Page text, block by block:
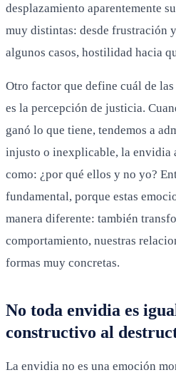
desplazamiento aparentemente
muy distintas: desde frustración
algunos casos, hostilidad hacia
Otro factor que define cuál de
es la percepción de justicia.
ganó lo que tiene, tendemos a
injusto o inexplicable, la envidia
como: ¿por qué ellos y no yo?
fundamental, porque estas
manera diferente: también
comportamiento, nuestras
formas muy concretas.
No toda envidia es
constructivo al
La envidia no es una emoción